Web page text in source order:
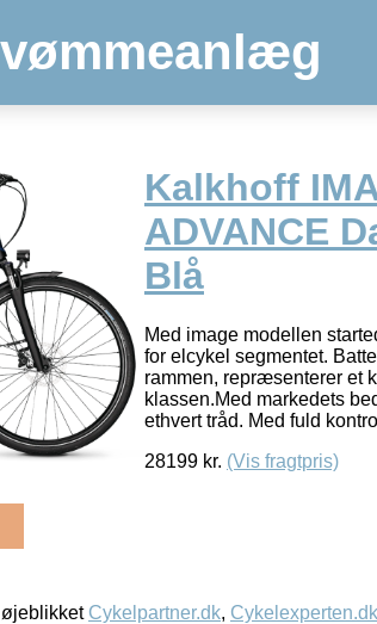
Kalkhoff
ADVANCE
Blå
Med image modellen
for elcykel segmentet.
rammen, repræsenterer et
klassen.Med markedets
ethvert tråd. Med fuld
28199 kr. (Vis fragtpris)
Cykelpartner.dk, Cykelexperten.dk